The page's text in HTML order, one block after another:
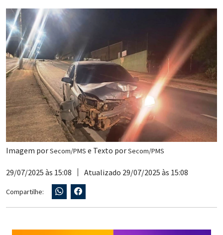
Imagem porSecom/PMS e Texto porSecom/PMS
29/07/2025 às 15:08 Atualizado 29/07/2025 às 15:08
Compartilhe: